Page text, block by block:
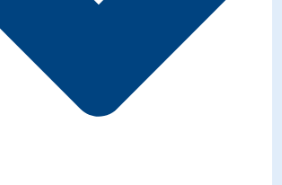
Search in content